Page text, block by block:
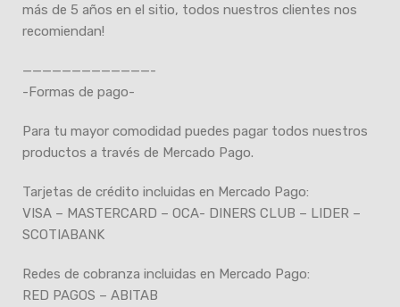
más de 5 años en el sitio, todos nuestros clientes nos
recomiendan!
—————————————-
-Formas de pago-
Para tu mayor comodidad puedes pagar todos nuestros
productos a través de Mercado Pago.
Tarjetas de crédito incluidas en Mercado Pago:
VISA – MASTERCARD – OCA- DINERS CLUB – LIDER –
SCOTIABANK
Redes de cobranza incluidas en Mercado Pago:
RED PAGOS – ABITAB